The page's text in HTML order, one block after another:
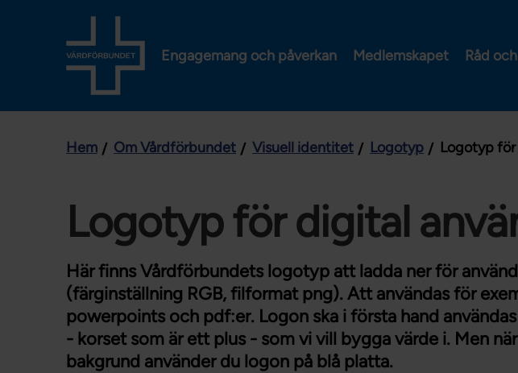
Engagemang och påverkan Medlemskapet Råd
Om
Aktiviteter och
För dig som är:
Sjuksköterska
Barnmorska
Biomedicinsk
Hem Om Vårdförbundet Visuell identitet Logotyp Logotyp
Logotyp för digital
Här finns Vårdförbundets logotyp att ladda ner för
(färginställning RGB, filformat png). Att användas för
powerpoints och pdf:er. Logon ska i första hand
- korset som är ett plus - som vi vill bygga värde i. Men
bakgrund använder du logon på blå platta.